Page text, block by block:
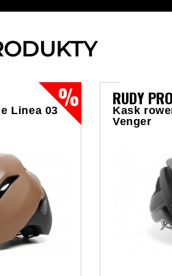
Linea 03
RUDY
Kask
Venger